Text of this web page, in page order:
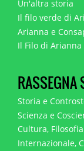
Un'altra storia
Il filo verde di
Arianna e
Il Filo di Arianna
RASSEGNA
Storia e
Scienza e
Cultura,
Internazionale,